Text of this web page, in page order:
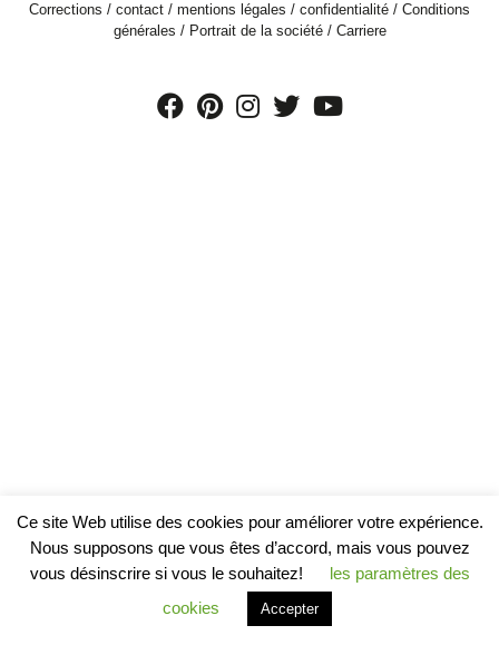
Corrections / contact / mentions légales / confidentialité / Conditions
générales / Portrait de la société/ Carriere
Ce site Web utilise des cookies pour améliorer votre expérience.
Nous supposons que vous êtes d’accord, mais vous pouvez
vous désinscrire si vous le souhaitez!
les paramètres des
cookies
Accepter